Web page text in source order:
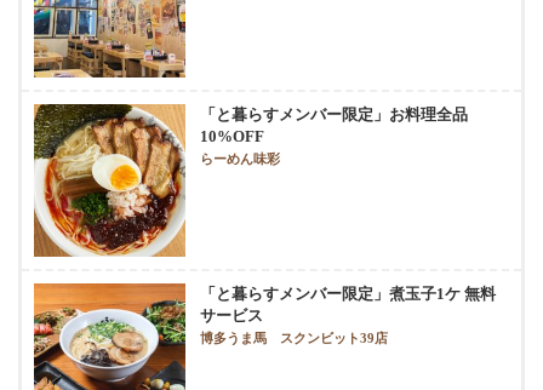
「と暮らすメンバー限定」お料理全品
10%OFF
らーめん味彩
「と暮らすメンバー限定」煮玉子1ケ 無料
サービス
博多うま馬 スクンビット39店